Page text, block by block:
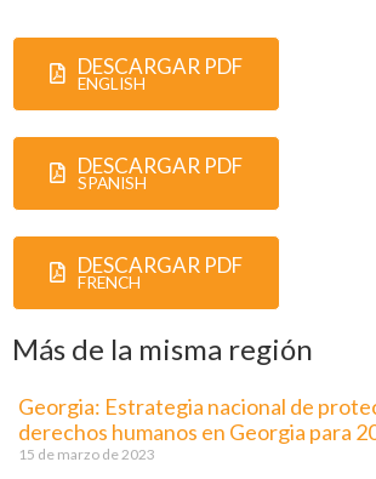
DESCARGAR PDF
ENGLISH
DESCARGAR PDF
SPANISH
DESCARGAR PDF
FRENCH
Más de la misma región
Georgia: Estrategia nacional de
derechos humanos en Georgia para
15 de marzo de 2023